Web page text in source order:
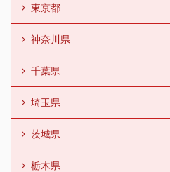
東京都
神奈川県
千葉県
埼玉県
茨城県
栃木県